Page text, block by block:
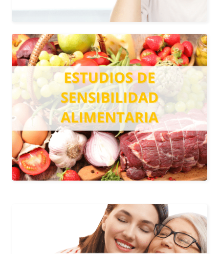
SENSIBILIDAD ALIMENTARIA
Determina la sensibilidad que su
organismo y está indicado para
personas que, tras la ingesta de
alimentos, presentan síntomas y
reacciones sin conocer qué alimentos
han podido producirlo.
Más información
BRCA1 Y BRCA2 – CÁNCER
DE MAMA Y OVARIO
HEREDITARIOS